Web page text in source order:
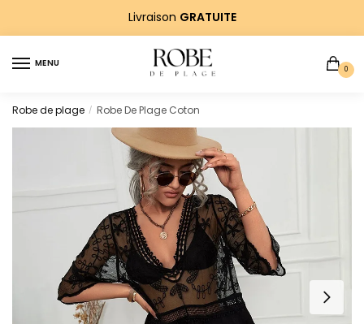
navigation
Livraison GRATUITE
MENU
0
Robe de plage / Robe De Plage Coton